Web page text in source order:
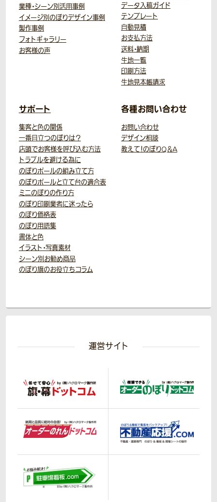
業種・シーン別活用事例
イメージ別のぼりデザイン事例
製作事例
フォトギャラリー
お客様の声
データ入稿ガイド
テンプレート
自動見積
お支払方法
送料・納期
生地一覧
印刷方法
生地見本帳請求
サポート
集客と色の関係
一番目立つのぼりは？
店頭でお客様を呼び込む方法
トラブルを避ける為に
のぼりポールの組み立て方
のぼりポールと立て台の適合表
ミニのぼりの作り方
のぼり印刷業者に迷ったら
のぼり価格表
のぼり用語集
書体と色
イラスト・写真素材
シーン別お勧め商品
のぼり旗のお役立ちコラム
各種お問い合わせ
お問い合わせ
デザイン相談
教えて！のぼりQ＆A
運営サイト